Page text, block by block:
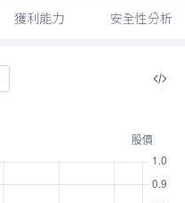
獲利能力 安全性分析